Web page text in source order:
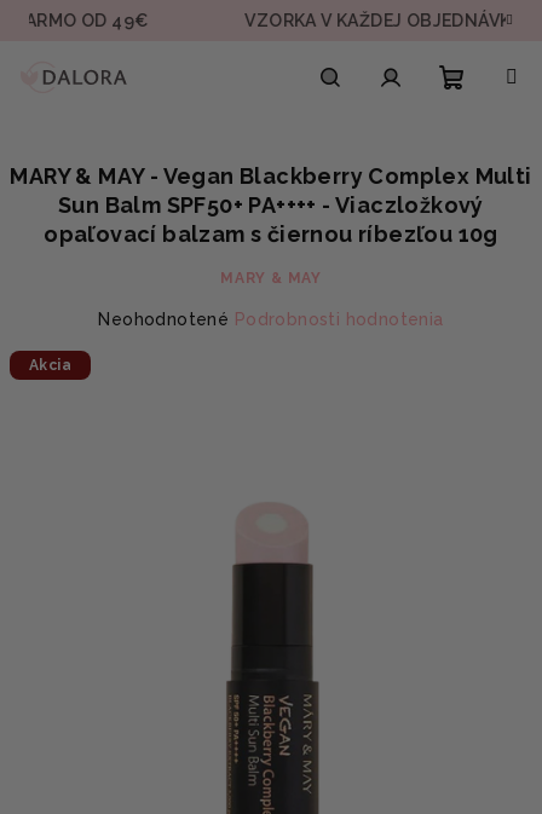
PrejsťOD 49€ VZORKA V KAŽDEJ OBJEDNÁVKE
košík
MARY & MAY - Vegan Blackberry Complex Multi
Sun Balm SPF50+ PA++++ - Viaczložkový
opaľovací balzam s čiernou ríbezľou 10g
MARY & MAY
Priemerné
Neohodnotené Podrobnosti hodnotenia
Akcia